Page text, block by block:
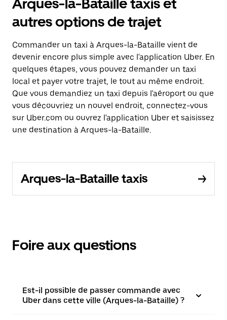
Arques-la-Bataille taxis et
autres options de trajet
Commander un taxi à Arques-la-Bataille vient de
devenir encore plus simple avec l'application Uber. En
quelques étapes, vous pouvez demander un taxi
local et payer votre trajet, le tout au même endroit.
Que vous demandiez un taxi depuis l'aéroport ou que
vous découvriez un nouvel endroit, connectez-vous
sur Uber.com ou ouvrez l'application Uber et saisissez
une destination à Arques-la-Bataille.
Arques-la-Bataille taxis
Foire aux questions
Est-il possible de passer commande avec
Uber dans cette ville (Arques-la-Bataille) ?